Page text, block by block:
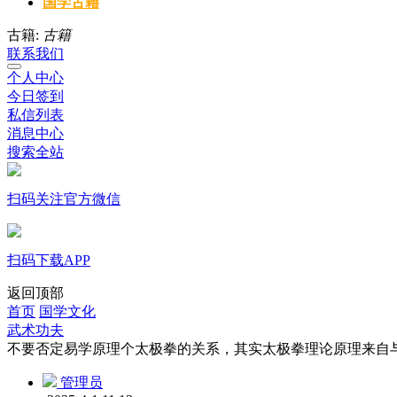
古籍: 古籍
联系我们
个人中心
今日签到
私信列表
消息中心
搜索全站
扫码关注官方微信
扫码下载APP
返回顶部
首页 国学文化
武术功夫
不要否定易学原理个太极拳的关系，其实太极拳理论原理来自
管理员